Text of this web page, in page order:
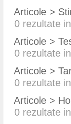
Articole >
0 rezultate
Articole >
0 rezultate
Articole >
0 rezultate
Articole >
0 rezultate